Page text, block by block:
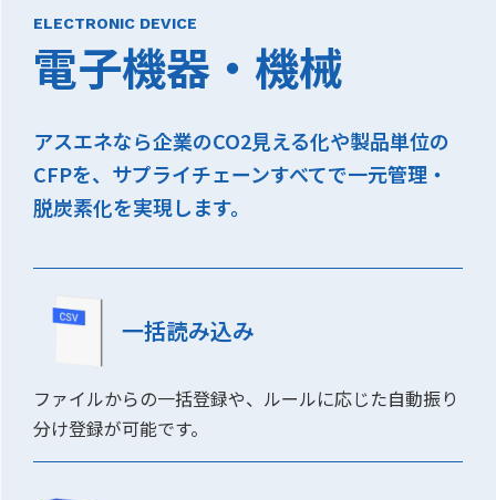
ELECTRONIC DEVICE
電子機器・機械
アスエネなら企業のCO2見える化や製品単位の
CFPを、サプライチェーンすべてで一元管理・
脱炭素化を実現します。
一括読み込み
ファイルからの一括登録や、ルールに応じた自動振り
分け登録が可能です。